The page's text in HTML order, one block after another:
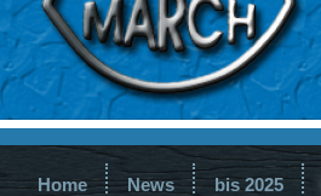
Home News bis 2025